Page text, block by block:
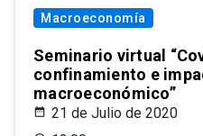
Macroeconomía
Seminario virtual
confinamiento e
macroeconómico”
21 de Julio de 2020